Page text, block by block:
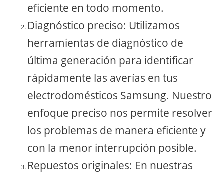
eficiente en todo momento.
Diagnóstico preciso: Utilizamos
herramientas de diagnóstico de
última generación para identificar
rápidamente las averías en tus
electrodomésticos Samsung. Nuestro
enfoque preciso nos permite resolver
los problemas de manera eficiente y
con la menor interrupción posible.
Repuestos originales: En nuestras